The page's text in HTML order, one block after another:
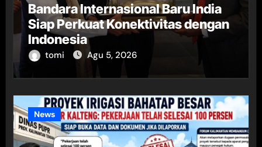
Bandara Internasional Baru India
Siap Perkuat Konektivitas dengan
Indonesia
tomi Agu 5, 2026
News